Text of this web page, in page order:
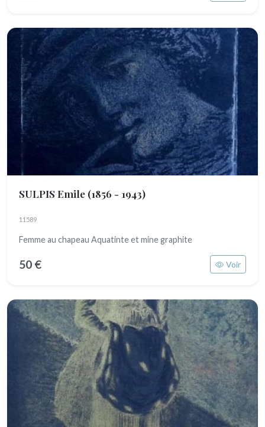
SULPIS Emile (1856 - 1943)
11589
Femme au chapeau Aquatinte et mine graphite
50 € Voir